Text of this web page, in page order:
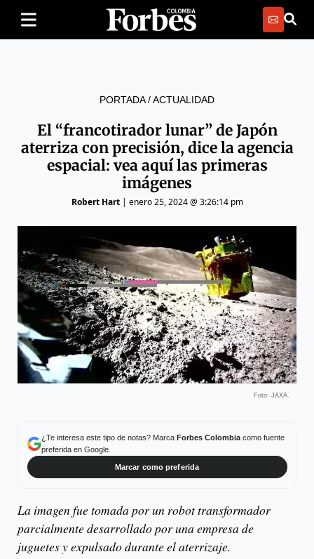
PORTADA/ACTUALIDAD
El “francotirador lunar” de Japón
aterriza con precisión, dice la agencia
espacial: vea aquí las primeras
imágenes
Robert Hart| enero 25, 2024 @ 3:26:14 pm
Foto: JAXA.
¿Te interesa este tipo de notas? Marca Forbes Colombiacomo fuente
preferida en Google.
Marcar como preferida
La imagen fue tomada por un robot transformador
parcialmente desarrollado por una empresa de
juguetes y expulsado durante el aterrizaje.